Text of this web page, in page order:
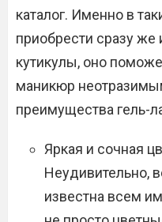
каталог. Именно в
приобрести сразу
кутикулы, оно
маникюр
преимущества гель-
Яркая и сочная
Неудивительно,
известна всем